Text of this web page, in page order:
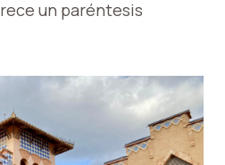
un paréntesis